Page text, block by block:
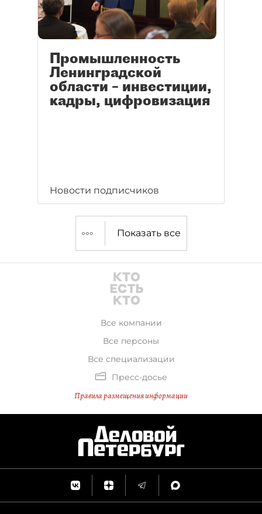
Промышленность
Ленинградской
области – инвестиции,
кадры, цифровизация
Новости подписчиков
Показать все
Все компании
Все персоны
Все специализации
Пресс-досье
Правила размещения информации